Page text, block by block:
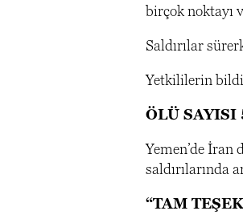
birçok noktayı
Saldırılar
Yetkililerin
ÖLÜ SAYISI
Yemen’de İran
saldırılarında
“TAM